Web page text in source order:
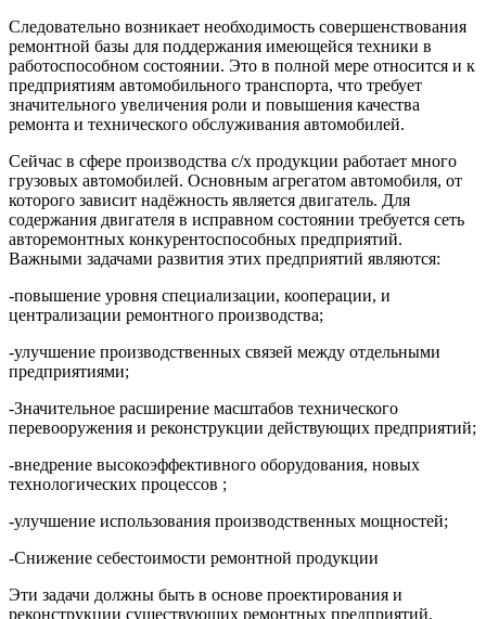
Следовательно возникает необходимость совершенствования
ремонтной базы для поддержания имеющейся техники в
работоспособном состоянии. Это в полной мере относится и к
предприятиям автомобильного транспорта, что требует
значительного увеличения роли и повышения качества
ремонта и технического обслуживания автомобилей.
Сейчас в сфере производства с/х продукции работает много
грузовых автомобилей. Основным агрегатом автомобиля, от
которого зависит надёжность является двигатель. Для
содержания двигателя в исправном состоянии требуется сеть
авторемонтных конкурентоспособных предприятий.
Важными задачами развития этих предприятий являются:
-повышение уровня специализации, кооперации, и
централизации ремонтного производства;
-улучшение производственных связей между отдельными
предприятиями;
-Значительное расширение масштабов технического
перевооружения и реконструкции действующих предприятий;
-внедрение высокоэффективного оборудования, новых
технологических процессов ;
-улучшение использования производственных мощностей;
-Снижение себестоимости ремонтной продукции
Эти задачи должны быть в основе проектирования и
реконструкции существующих ремонтных предприятий.